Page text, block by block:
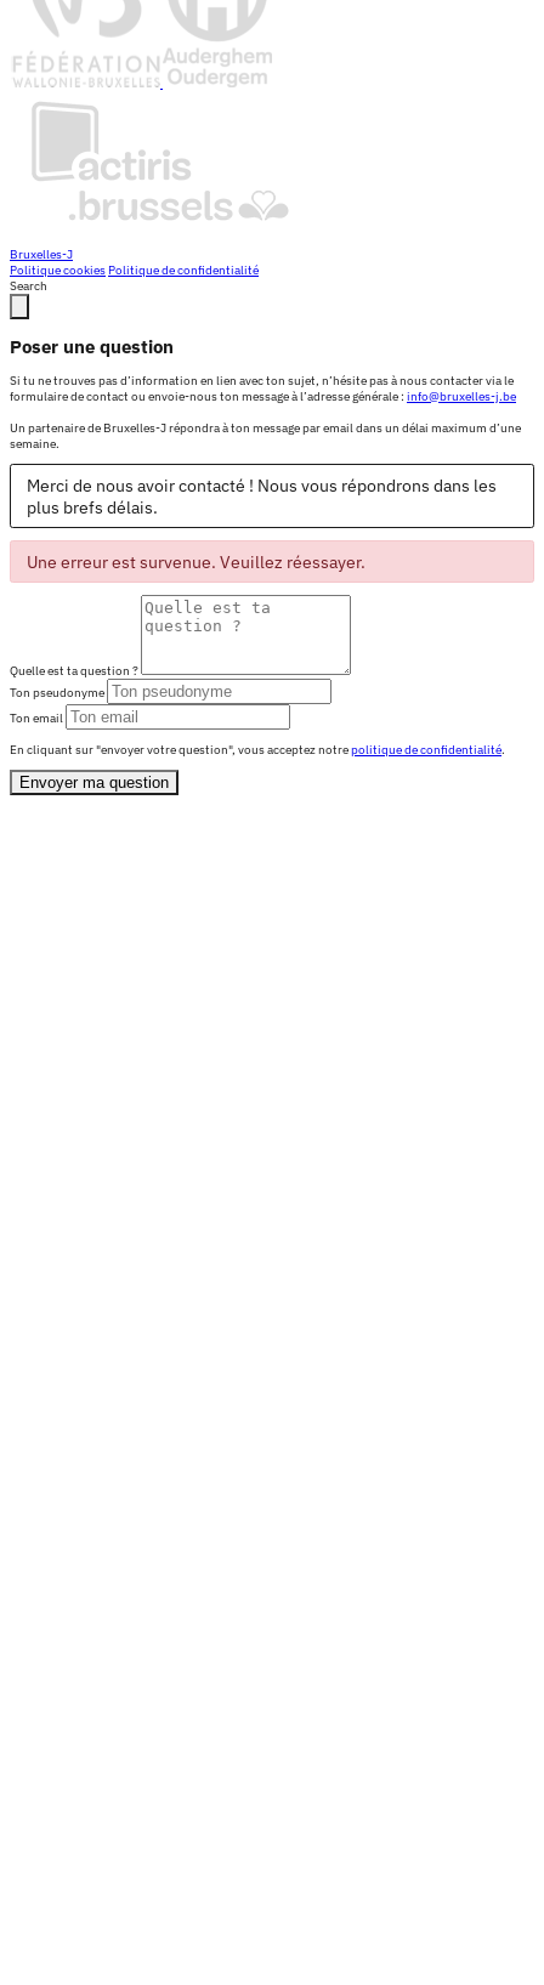
Bruxelles-J
Politique cookies Politique de confidentialité
Search
Poser une question
Si tu ne trouves pas d’information en lien avec ton sujet, n’hésite pas à nous contacter via le
formulaire de contact ou envoie-nous ton message à l’adresse générale : info@bruxelles-j.be
Un partenaire de Bruxelles-J répondra à ton message par email dans un délai maximum d’une
semaine.
Merci de nous avoir contacté ! Nous vous répondrons dans les
plus brefs délais.
Une erreur est survenue. Veuillez réessayer.
Quelle est ta question ?
Ton pseudonyme
Ton email
En cliquant sur "envoyer votre question", vous acceptez notrepolitique de confidentialité.
Envoyer ma question